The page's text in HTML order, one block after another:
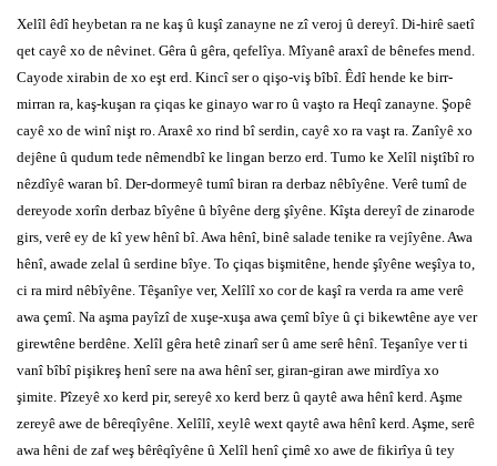
Xelîl êdî heybetan ra ne kaş û kuşî zanayne ne zî veroj û dereyî. Di-hirê saetî
qet cayê xo de nêvinet. Gêra û gêra, qefelîya. Mîyanê araxî de bênefes mend.
Cayode xirabin de xo eşt erd. Kincî ser o qişo-viş bîbî. Êdî hende ke birr-
mirran ra, kaş-kuşan ra çiqas ke ginayo war ro û vaşto ra Heqî zanayne. Şopê
cayê xo de winî nişt ro. Araxê xo rind bî serdin, cayê xo ra vaşt ra. Zanîyê xo
dejêne û qudum tede nêmendbî ke lingan berzo erd. Tumo ke Xelîl niştîbî ro
nêzdîyê waran bî. Der-dormeyê tumî biran ra derbaz nêbîyêne. Verê tumî de
dereyode xorîn derbaz bîyêne û bîyêne derg şîyêne. Kîşta dereyî de zinarode
girs, verê ey de kî yew hênî bî. Awa hênî, binê salade tenike ra vejîyêne. Awa
hênî, awade zelal û serdine bîye. To çiqas bişmitêne, hende şîyêne weşîya to,
ci ra mird nêbîyêne. Têşanîye ver, Xelîlî xo cor de kaşî ra verda ra ame verê
awa çemî. Na aşma payîzî de xuşe-xuşa awa çemî bîye û çi bikewtêne aye ver
girewtêne berdêne. Xelîl gêra hetê zinarî ser û ame serê hênî. Teşanîye ver ti
vanî bîbî pişikreş henî sere na awa hênî ser, giran-giran awe mirdîya xo
şimite. Pîzeyê xo kerd pir, sereyê xo kerd berz û qaytê awa hênî kerd. Aşme
zereyê awe de bêreqîyêne. Xelîlî, xeylê wext qaytê awa hênî kerd. Aşme, serê
awa hêni de zaf weş bêrêqîyêne û Xelîl henî çimê xo awe de fikirîya û tey